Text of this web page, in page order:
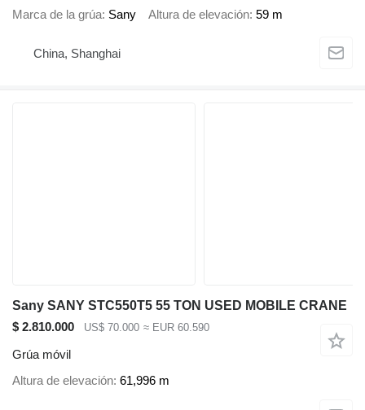
Marca de la grúa Sany Altura de elevación 59 m
China, Shanghai
Sany SANY STC550T5 55 TON USED MOBILE CRANE
$ 2.810.000
US$ 70.000 ≈ EUR 60.590
Grúa móvil
Altura de elevación 61,996 m